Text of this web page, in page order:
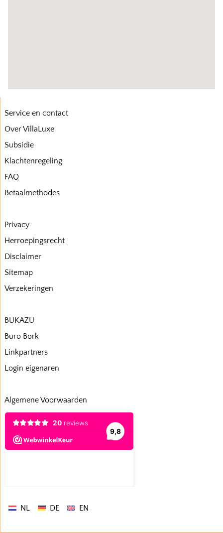
Service en contact
Over VillaLuxe
Subsidie
Klachtenregeling
FAQ
Betaalmethodes
Privacy
Herroepingsrecht
Disclaimer
Sitemap
Verzekeringen
BUKAZU
Buro Bork
Linkpartners
Login eigenaren
Algemene Voorwaarden
NL DE EN